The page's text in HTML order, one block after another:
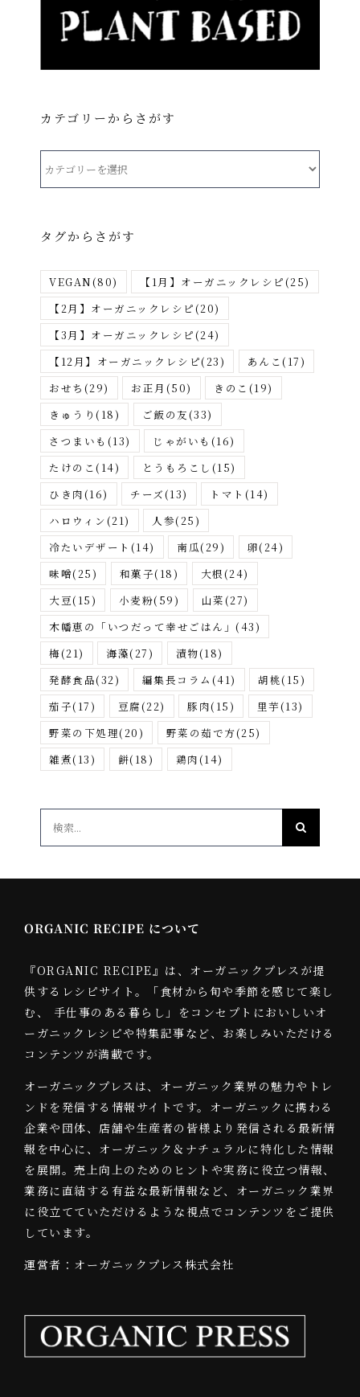
カテゴリーからさがす
ー
ら
が
す
タグからさがす
VEGAN(80) 【1月】オーガニックレシピ(25)
【2月】オーガニックレシピ(20)
【3月】オーガニックレシピ(24)
【12月】オーガニックレシピ(23) あんこ(17)
おせち (29) お正月 (50) きのこ (19)
きゅうり (18) ご飯の友(33)
さつまいも (13) じゃがいも (16)
たけのこ(14) とうもろこし (15)
ひき肉(16) チーズ(13) トマト (14)
ハロウィン(21) 人参(25)
冷たいデザート (14) 南瓜(29) 卵(24)
味噌(25) 和菓子(18) 大根(24)
大豆(15) 小麦粉(59) 山菜(27)
木幡恵の「いつだって幸せごはん」 (43)
梅(21) 海藻(27) 漬物(18)
発酵食品(32) 編集長コラム (41) 胡桃(15)
茄子(17) 豆腐(22) 豚肉(15) 里芋(13)
野菜の下処理(20) 野菜の茹で方(25)
雑煮(13) 餅(18) 鶏肉(14)
ORGANIC RECIPE について
『ORGANIC RECIPE』は、オーガニックプレスが提
供するレシピサイト。「食材から旬や季節を感じて楽し
む、 手仕事のある暮らし」をコンセプトにおいしいオ
ーガニックレシピや特集記事など、お楽しみいただける
コンテンツが満載です。
オーガニックプレスは、オーガニック業界の魅力やトレ
ンドを発信する情報サイトです。オーガニックに携わる
企業や団体、店舗や生産者の皆様より発信される最新情
報を中心に、オーガニック＆ナチュラルに特化した情報
を展開。売上向上のためのヒントや実務に役立つ情報、
業務に直結する有益な最新情報など、オーガニック業界
に役立てていただけるような視点でコンテンツをご提供
しています。
運営者：オーガニックプレス株式会社